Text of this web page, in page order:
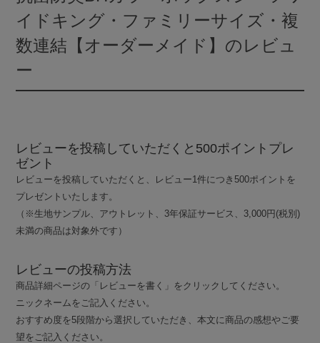
イドキング・ファミリーサイズ・複
数連結【オーダーメイド】のレビュ
ー
レビューを投稿していただくと500ポイントプレ
ゼント
レビューを投稿していただくと、レビュー1件につき500ポイントを
プレゼントいたします。
（※生地サンプル、アウトレット、3年保証サービス、3,000円(税別)
未満の商品は対象外です）
レビューの投稿方法
商品詳細ページの「レビューを書く」をクリックしてください。
ニックネームをご記入ください。
おすすめ度を5段階から選択していただき、本文に商品の感想やご要
望をご記入ください。